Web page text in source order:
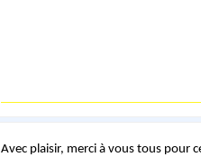
Avec plaisir, merci à vous tous pour